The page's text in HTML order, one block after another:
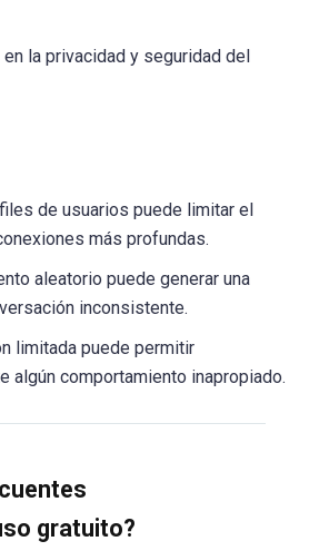
la privacidad y seguridad del
de usuarios puede limitar el
más profundas.
aleatorio puede generar una
inconsistente.
limitada puede permitir
algún comportamiento inapropiado.
gratuito?